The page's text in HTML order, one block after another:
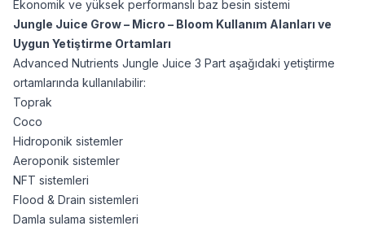
Ekonomik ve yüksek performanslı baz besin sistemi
Jungle Juice Grow – Micro – Bloom Kullanım Alanları ve
Uygun Yetiştirme Ortamları
Advanced Nutrients Jungle Juice 3 Part aşağıdaki yetiştirme
ortamlarında kullanılabilir:
Toprak
Coco
Hidroponik sistemler
Aeroponik sistemler
NFT sistemleri
Flood & Drain sistemleri
Damla sulama sistemleri